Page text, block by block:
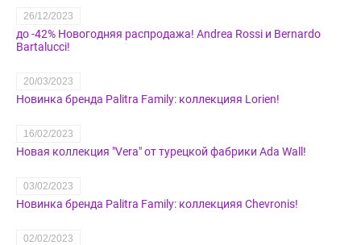
26/12/2023
до -42% Новогодняя распродажа! Andrea Rossi и Bernardo
Bartalucci!
20/03/2023
Новинка бренда Palitra Family: коллекцияя Lorien!
16/02/2023
Новая коллекция "Vera" от турецкой фабрики Ada Wall!
03/02/2023
Новинка бренда Palitra Family: коллекцияя Chevronis!
02/02/2023